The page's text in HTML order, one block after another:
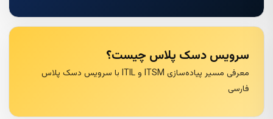
سرویس دسک پلاس چیست؟
معرفی مسیر پیاده‌سازی ITSM و ITIL با سرویس دسک پلاس
فارسی